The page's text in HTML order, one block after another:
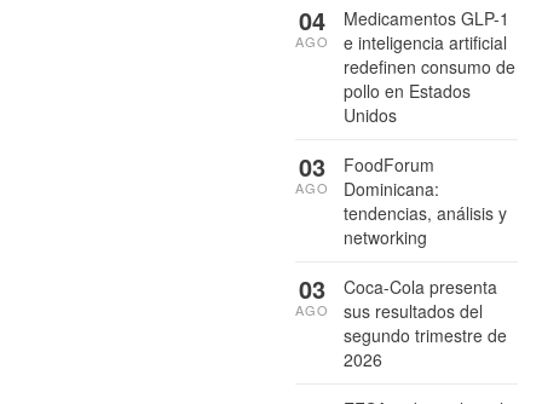
Medicamentos GLP-1
e inteligencia artificial
redefinen consumo de
pollo en Estados
Unidos
04
AGO
FoodForum
Dominicana:
tendencias, análisis y
networking
03
AGO
Coca-Cola presenta
sus resultados del
segundo trimestre de
2026
03
AGO